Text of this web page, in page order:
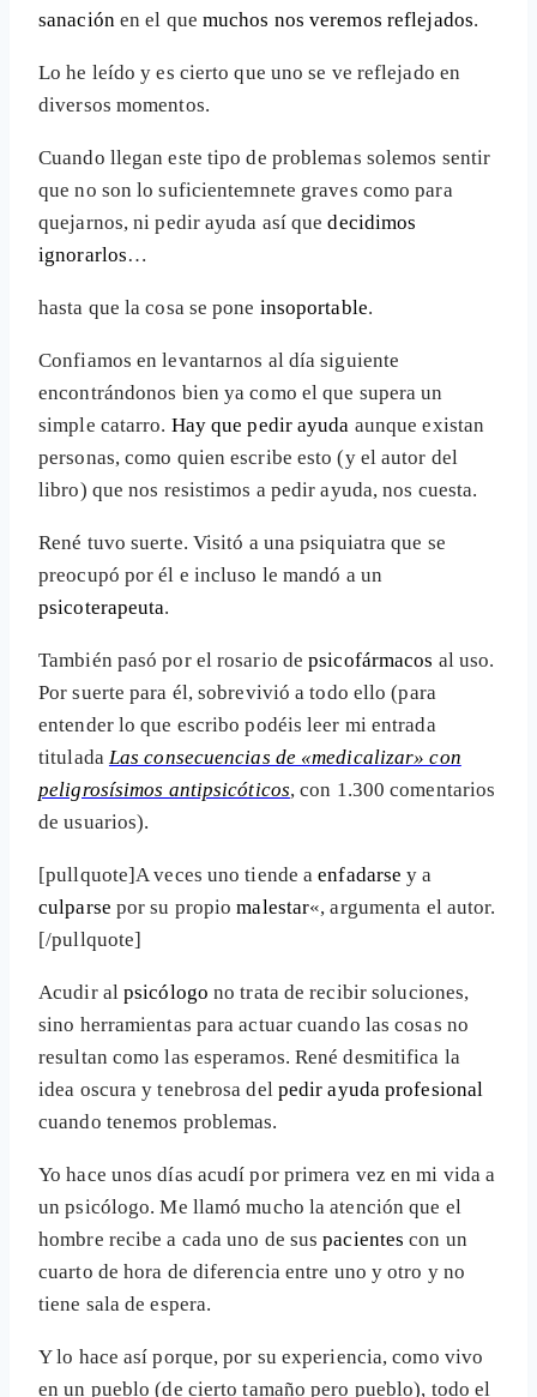
sanaciónen el que muchos nos veremos reflejados.
Lo he leído y es cierto que uno se ve reflejado en
diversos momentos.
Cuando llegan este tipo de problemas solemos sentir
que no son lo suficientemnete graves como para
quejarnos, ni pedir ayuda así quedecidimos
ignorarlos…
hasta que la cosa se pone insoportable.
Confiamos en levantarnos al día siguiente
encontrándonos bien ya como el que supera un
simple catarro. Hay que pedir ayuda aunque existan
personas, como quien escribe esto (y el autor del
libro) que nos resistimos a pedir ayuda, nos cuesta.
René tuvo suerte. Visitó a una psiquiatra que se
preocupó por él e incluso le mandó a un
psicoterapeuta.
También pasó por el rosario depsicofármacos al uso.
Por suerte para él, sobrevivió a todo ello (para
entender lo que escribo podéis leer mi entrada
titulada Las consecuencias de «medicalizar» con
peligrosísimos antipsicóticos, con 1.300 comentarios
de usuarios).
[pullquote]A veces uno tiende aenfadarse y a
culparse por su propiomalestar«, argumenta el autor.
[/pullquote]
Acudir alpsicólogo no trata de recibir soluciones,
sino herramientas para actuar cuando las cosas no
resultan como las esperamos. René desmitifica la
idea oscura y tenebrosa del pedir ayuda profesional
cuando tenemos problemas.
Yo hace unos días acudí por primera vez en mi vida a
un psicólogo. Me llamó mucho la atención que el
hombre recibe a cada uno de suspacientes con un
cuarto de hora de diferencia entre uno y otro y no
tiene sala de espera.
Y lo hace así porque, por su experiencia, como vivo
en un pueblo (de cierto tamaño pero pueblo), todo el